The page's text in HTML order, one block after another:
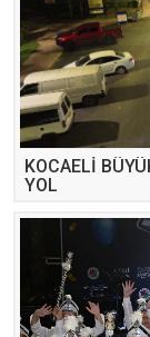
KOCAELİ
YOL